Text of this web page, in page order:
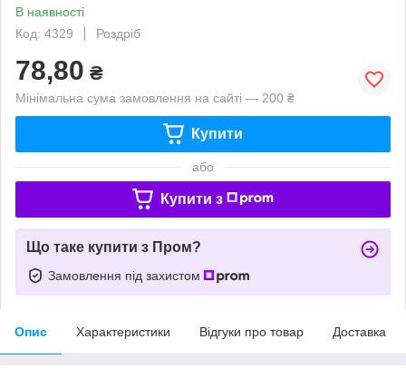
В наявності
Код: 4329
Роздріб
78,80 ₴
Мінімальна сума замовлення на сайті — 200 ₴
Купити
або
Купити з
Що таке купити з Пром?
Замовлення під захистом
Опис Характеристики Відгуки про товар Доставка